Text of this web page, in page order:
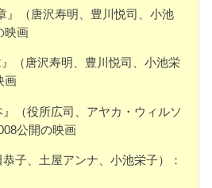
』（唐沢寿明、豊川悦司、小池
映画
』（唐沢寿明、豊川悦司、小池栄
画
』（役所広司、アヤカ・ウィルソ
公開の映画
恭子、土屋アンナ、小池栄子）：